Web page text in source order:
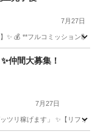
7月27日
✨ 💰 **フルコミッション
仲間大募集！
7月27日
ツリ稼げます」 ✨【リフ